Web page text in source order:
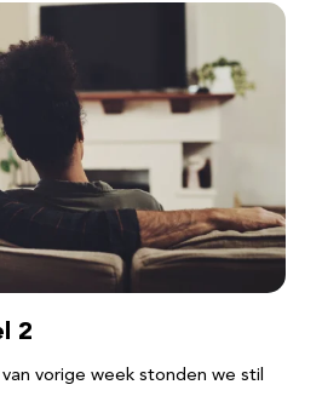
2
vorige week stonden we stil